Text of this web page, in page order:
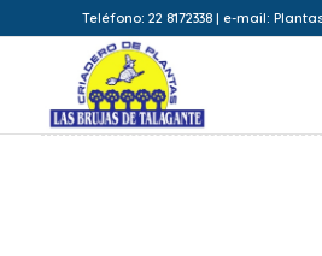
Teléfono: 22 8172338 | e-mail: